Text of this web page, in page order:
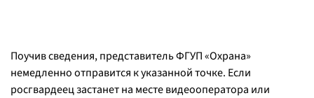
Поучив сведения, представитель ФГУП «Охрана»
немедленно отправится к указанной точке. Если
росгвардеец застанет на месте видеооператора или